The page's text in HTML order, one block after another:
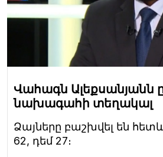
Վահագն Ալեքսանյանն
նախագահի տեղակալ
Ձայները բաշխվել են
62, դեմ 27։